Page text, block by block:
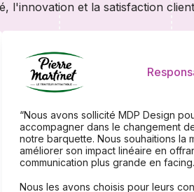
l'innovation et la satisfaction
“Nous avons sollicité MDP Design
accompagner dans le changement
notre barquette. Nous souhaitions la
améliorer son impact linéaire en
communication plus grande en facing.
Nous les avons choisis pour leurs